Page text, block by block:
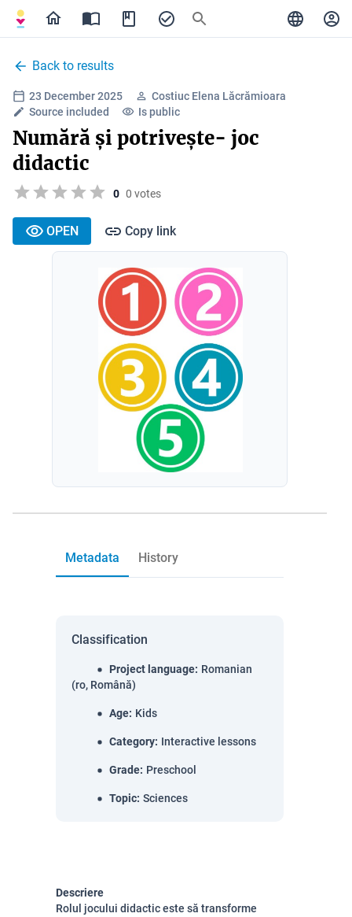
Back to results
23 December 2025
Costiuc Elena Lăcrămioara
Source included
Is public
Numără și potrivește- joc
didactic
0 0 votes
OPEN Copy link
Metadata History
Classification
Project language: Romanian
(ro, Română)
Age: Kids
Category: Interactive lessons
Grade: Preschool
Topic: Sciences
Descriere
Rolul jocului didactic este să transforme